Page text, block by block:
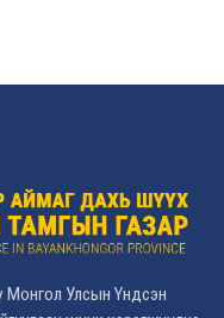
Монгол Улсын Үндсэн